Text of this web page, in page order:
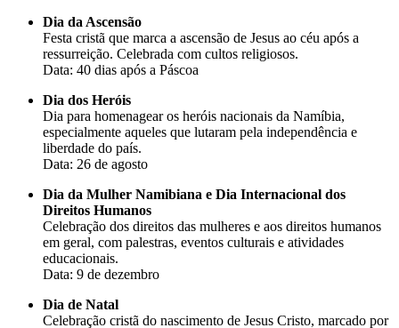
Dia da Ascensão
Festa cristã que marca a ascensão de Jesus ao céu após a
ressurreição. Celebrada com cultos religiosos.
Data: 40 dias após a Páscoa
Dia dos Heróis
Dia para homenagear os heróis nacionais da Namíbia,
especialmente aqueles que lutaram pela independência e
liberdade do país.
Data: 26 de agosto
Dia da Mulher Namibiana e Dia Internacional dos
Direitos Humanos
Celebração dos direitos das mulheres e aos direitos humanos
em geral, com palestras, eventos culturais e atividades
educacionais.
Data: 9 de dezembro
Dia de Natal
Celebração cristã do nascimento de Jesus Cristo, marcado por